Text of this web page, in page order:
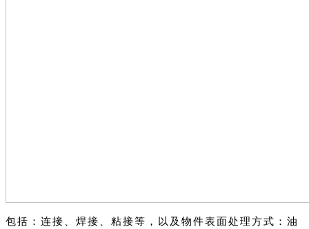
包括：连接、焊接、粘接等，以及物件表面处理方式：油